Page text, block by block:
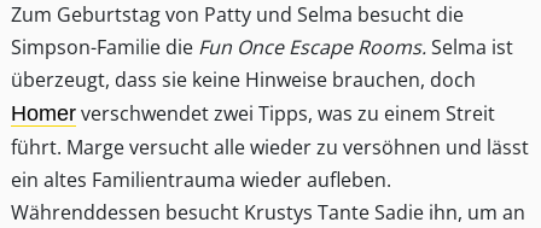
Zum Geburtstag von Patty und Selma besucht die
Simpson-Familie die Fun Once Escape Rooms.Selma ist
überzeugt, dass sie keine Hinweise brauchen, doch
Homer verschwendet zwei Tipps, was zu einem Streit
führt. Marge versucht alle wieder zu versöhnen und lässt
ein altes Familientrauma wieder aufleben.
Währenddessen besucht Krustys Tante Sadie ihn, um an